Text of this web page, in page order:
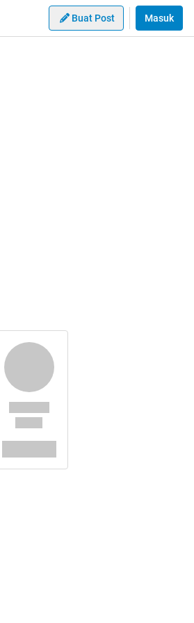
Buat Post Masuk